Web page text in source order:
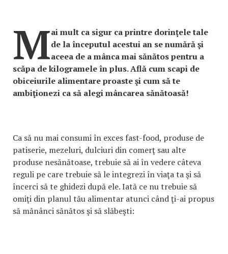
Mai mult ca sigur ca printre dorinţele tale
de la începutul acestui an se numără şi
aceea de a mânca mai sănătos pentru a
scăpa de kilogramele în plus. Află cum scapi de
obiceiurile alimentare proaste şi cum să te
ambiţionezi ca să alegi mâncarea sănătoasă!
Ca să nu mai consumi în exces fast-food, produse de
patiserie, mezeluri, dulciuri din comerţ sau alte
produse nesănătoase, trebuie să ai în vedere câteva
reguli pe care trebuie să le integrezi în viaţa ta şi să
încerci să te ghidezi după ele. Iată ce nu trebuie să
omiţi din planul tău alimentar atunci când ţi-ai propus
să mănânci sănătos şi să slăbeşti: